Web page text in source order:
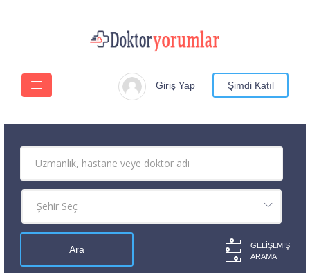
Giriş Yap Şimdi Katıl
GELIŞLMIŞ
ARAMA